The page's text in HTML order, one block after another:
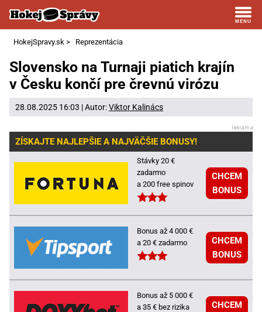
HokejSpravy.sk > Reprezentácia
Slovensko na Turnaji piatich krajín
v Česku končí pre črevnú virózu
28.08.2025 16:03 | Autor:Viktor Kalinács
ZÍSKAJTE NAJLEPŠIE A NAJVÄČŠIE BONUSY!
Stávky 20 €
zadarmo
a 200 free spinov
CHCEM
BONUS
Bonus až 4 000 €
a 20 € zadarmo
CHCEM
BONUS
Bonus až 5 000 €
a 35 € bez rizika
CHCEM